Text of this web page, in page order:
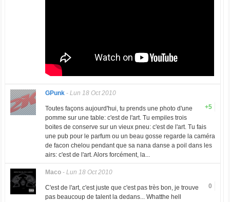
GPunk- Lun 18 Oct 2010
+5
Toutes façons aujourd'hui, tu prends une photo d'une
pomme sur une table: c'est de l'art. Tu empiles trois
boites de conserve sur un vieux pneu: c'est de l'art. Tu fais
une pub pour le parfum ou un beau gosse regarde la caméra
de facon chelou pendant que sa nana danse a poil dans les
airs: c'est de l'art. Alors forcément, la...
Maco- Lun 18 Oct 2010
0
C'est de l'art, c'est juste que c'est pas très bon, je trouve
pas beaucoup de talent la dedans... Whatthe hell